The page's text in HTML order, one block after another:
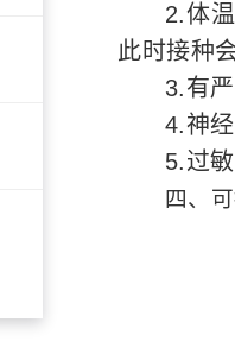
2.体
此时接种
3.有
4.神
5.过
四、